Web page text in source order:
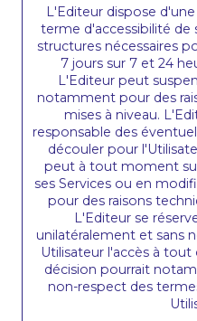
L'Editeur dispose
terme d'accessibilité de
structures nécessaires
7 jours sur 7 et 24
L'Editeur peut
notamment pour des
mises à niveau.
responsable des
découler pour
peut à tout moment
ses Services ou en
pour des raisons
L'Editeur se
unilatéralement et sans
Utilisateur l'accès à
décision pourrait
non-respect des